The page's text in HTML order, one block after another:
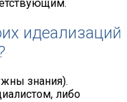
идеализаций
знания).
либо